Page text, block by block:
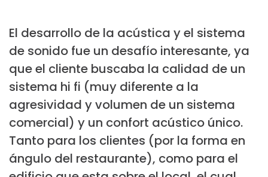
El desarrollo de la acústica y el sistema
de sonido fue un desafío interesante, ya
que el cliente buscaba la calidad de un
sistema hi fi (muy diferente a la
agresividad y volumen de un sistema
comercial) y un confort acústico único.
Tanto para los clientes (por la forma en
ángulo del restaurante), como para el